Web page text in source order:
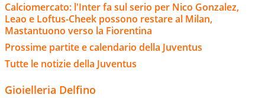
Calciomercato: l'Inter fa sul serio per Nico Gonzalez,
Leao e Loftus-Cheek possono restare al Milan,
Mastantuono verso la Fiorentina
Prossime partite e calendario della Juventus
Tutte le notizie della Juventus
Gioielleria Delfino